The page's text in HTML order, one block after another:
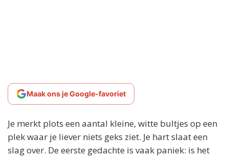
Maak ons je Google-favoriet
Je merkt plots een aantal kleine, witte bultjes op een
plek waar je liever niets geks ziet. Je hart slaat een
slag over. De eerste gedachte is vaak paniek: is het